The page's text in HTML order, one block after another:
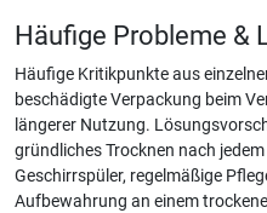
Häufige Probleme &
Häufige Kritikpunkte aus
beschädigte Verpackung beim
längerer Nutzung.
gründliches Trocknen nach
Geschirrspüler, regelmäßige
Aufbewahrung an einem